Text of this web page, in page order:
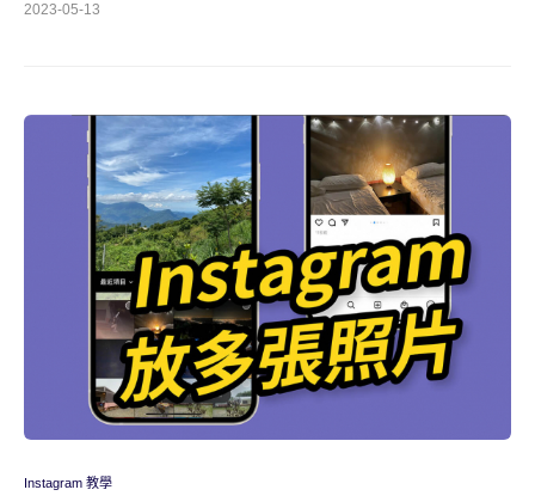
2023-05-13
Instagram 教學